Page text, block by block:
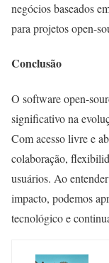
negócios baseados
para projetos open-
Conclusão
O software open-
significativo na
Com acesso livre e
colaboração,
usuários. Ao
impacto, podemos
tecnológico e